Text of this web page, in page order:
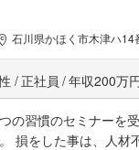
石川県かほく市木津ハ14
正社員 年収200万
の習慣のセミナーを
損をした事は、人